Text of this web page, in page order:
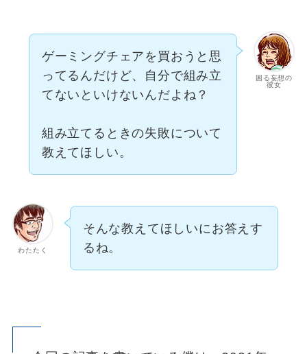
困る妄想の
彼女
ゲーミングチェアを買おうと思
ってるんだけど、自分で組み立
てないといけないんだよね？
組み立てるときの失敗について
教えてほしい。
わたたく
そんな教えてほしいにお答えす
るね。